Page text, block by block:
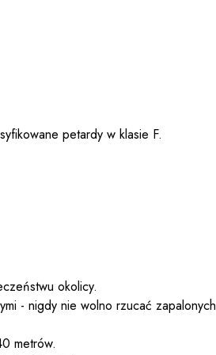
petardy w klasie F.
okolicy.
- nigdy nie wolno rzucać zapalonych
metrów.